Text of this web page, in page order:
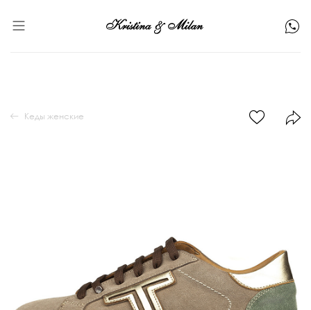
Кеды женские